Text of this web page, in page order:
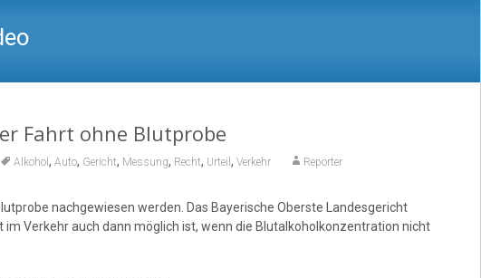
Fahrt ohne Blutprobe
Alkohol , Auto, Gericht, Messung, Recht, Urteil , Verkehr Reporter
nachgewiesen werden. Das Bayerische Oberste Landesgericht
Verkehr auch dann möglich ist, wenn die Blutalkoholkonzentration nicht